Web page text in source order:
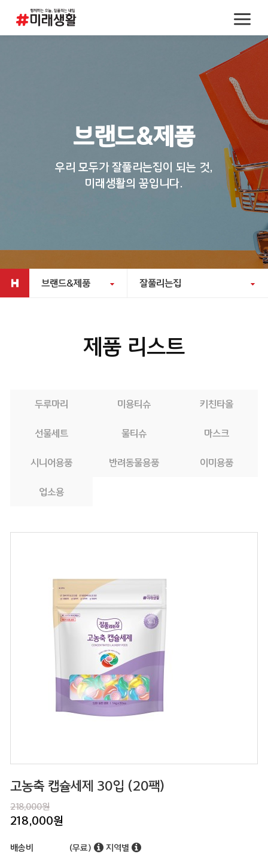
브랜드&제품
우리 모두가 잘풀리는집이 되는 것,
미래생활의 꿈입니다.
브랜드&제품 잘풀리는집
제품 리스트
두루마리 미용티슈 키친타올
선물세트 물티슈 마스크
시니어용품 반려동물용품 이미용품
업소용
고농축 캡슐세제 30입 (20팩)
218,000원
218,000원
배송비 (무료) 지역별